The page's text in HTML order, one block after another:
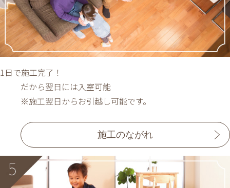
1日で施工完了！
だから翌日には入室可能
※施工翌日からお引越し可能です。
施工のながれ